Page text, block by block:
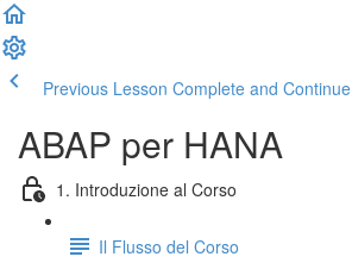
Previous Lesson Complete and Continue
ABAP per HANA
1. Introduzione al Corso
Il Flusso del Corso